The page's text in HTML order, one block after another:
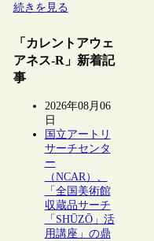
続きを見る
「カレントアウェ
アネス-R」新着記
事
2026年08月06
日
国立アートリ
サーチセンタ
ー
（NCAR）、
「全国美術館
収蔵品サーチ
「SHŪZŌ」活
用講座」の鼎